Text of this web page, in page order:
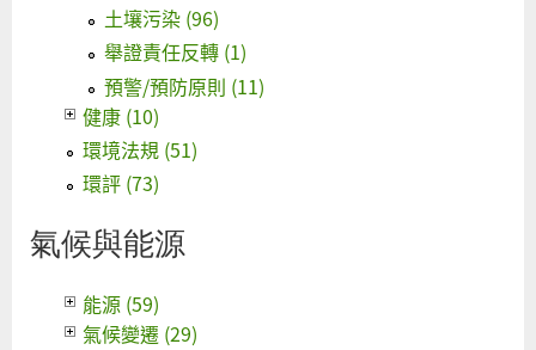
土壤污染 (96)
舉證責任反轉 (1)
預警/預防原則 (11)
健康 (10)
環境法規 (51)
環評 (73)
氣候與能源
能源 (59)
氣候變遷 (29)